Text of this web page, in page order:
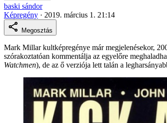
baski sándor
Képregény · 2019. március 1. 21:14
Megosztás
Mark Millar kultképregénye már megjelenésekor,
szórakoztatóan kommentálja az egyelőre
Watchmen), de az ő verziója lett talán a